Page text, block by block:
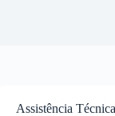
Assistência